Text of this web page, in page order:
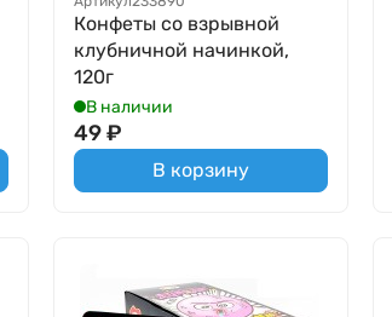
Конфеты со взрывной
клубничной начинкой,
120г
В наличии
49 ₽
В корзину